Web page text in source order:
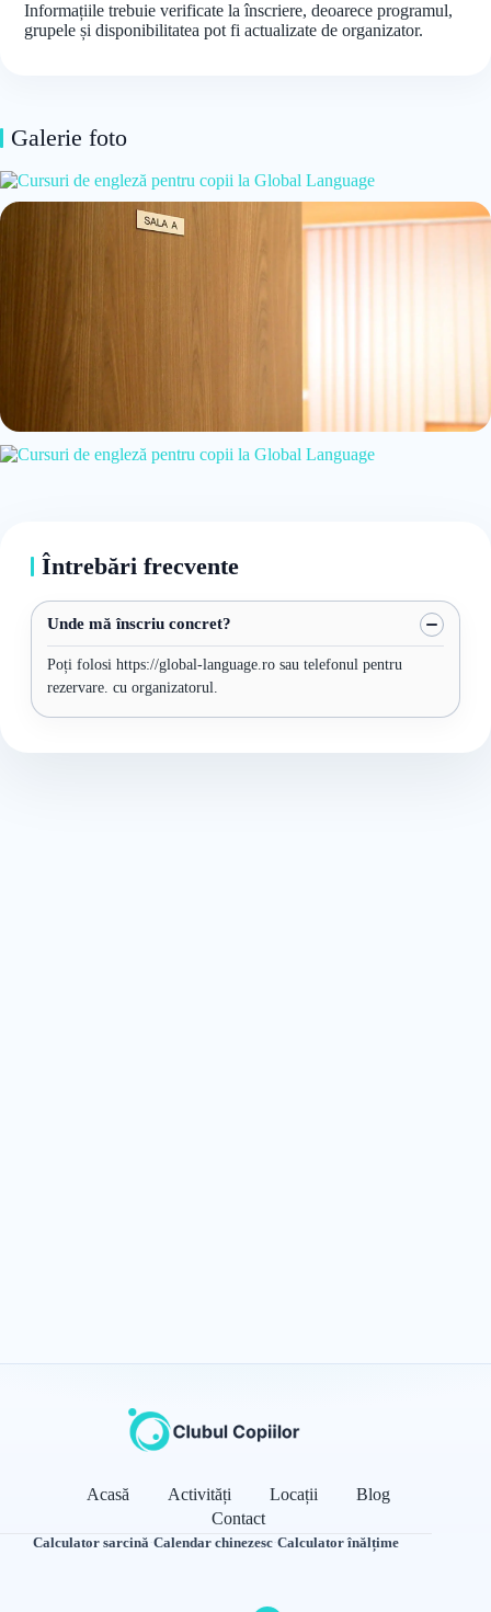
Informațiile trebuie verificate la înscriere, deoarece programul,
grupele și disponibilitatea pot fi actualizate de organizator.
Galerie foto
Întrebări frecvente
Unde mă înscriu concret?
Poți folosi https://global-language.ro sau telefonul pentru
rezervare. cu organizatorul.
Acasă Activități Locații
Blog
Contact
Calculator sarcină·Calendar chinezesc·Calculator înălțime